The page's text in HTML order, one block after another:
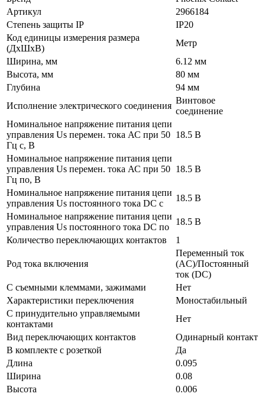
Артикул
2966184
Степень защиты IP
IP20
Код единицы измерения размера
(ДхШхВ)
Метр
Ширина, мм
6.12 мм
Высота, мм
80 мм
Глубина
94 мм
Исполнение электрического соединения
Винтовое
соединение
Номинальное напряжение питания цепи
управления Us перемен. тока АС при 50
Гц с, В
18.5 В
Номинальное напряжение питания цепи
управления Us перемен. тока АС при 50
Гц по, В
18.5 В
Номинальное напряжение питания цепи
управления Us постоянного тока DC с
18.5 В
Номинальное напряжение питания цепи
управления Us постоянного тока DC по
18.5 В
Количество переключающих контактов
1
Род тока включения
Переменный ток
(AC)/Постоянный
ток (DC)
С съемными клеммами, зажимами
Нет
Характеристики переключения
Моностабильный
С принудительно управляемыми
контактами
Нет
Вид переключающих контактов
Одинарный контакт
В комплекте с розеткой
Да
Длина
0.095
Ширина
0.08
Высота
0.006